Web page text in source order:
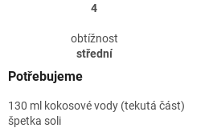
4
obtížnost
střední
Potřebujeme
130 ml kokosové vody (tekutá část)
špetka soli